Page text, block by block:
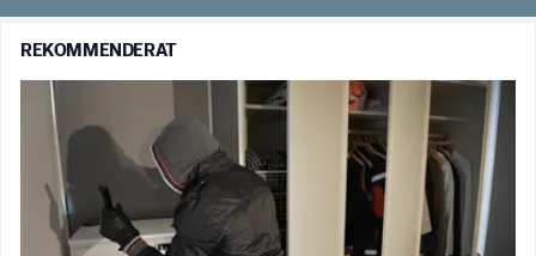
REKOMMENDERAT